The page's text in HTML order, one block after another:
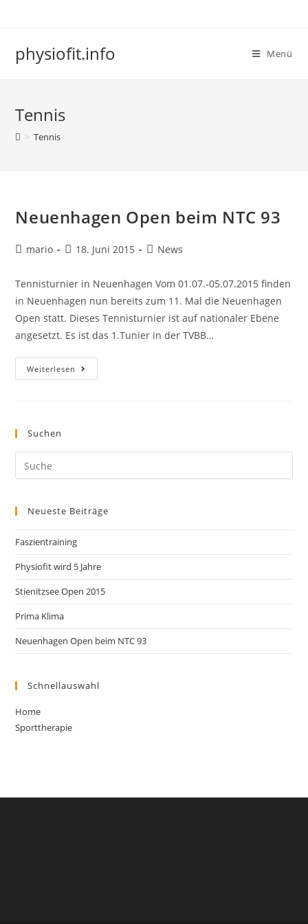
physiofit.info Menü
Tennis
> Tennis
Neuenhagen Open beim NTC 93
mario 18. Juni 2015 News
Tennisturnier in Neuenhagen Vom 01.07.-05.07.2015 finden
in Neuenhagen nun bereits zum 11. Mal die Neuenhagen
Open statt. Dieses Tennisturnier ist auf nationaler Ebene
angesetzt. Es ist das 1.Tunier in der TVBB…
Weiterlesen
Suchen
Neueste Beiträge
Faszientraining
Physiofit wird 5 Jahre
Stienitzsee Open 2015
Prima Klima
Neuenhagen Open beim NTC 93
Schnellauswahl
Home
Sporttherapie